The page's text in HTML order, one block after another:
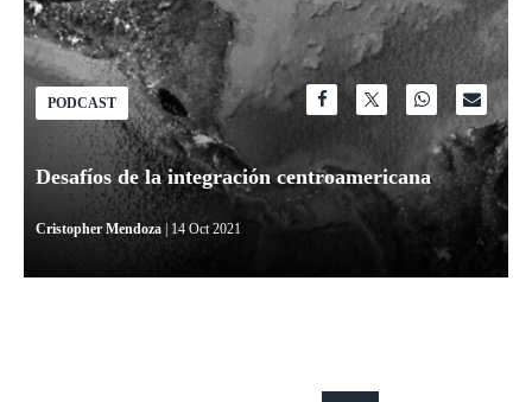
PODCAST
Desafíos de la integración centroamericana
Cristopher Mendoza | 14 Oct 2021